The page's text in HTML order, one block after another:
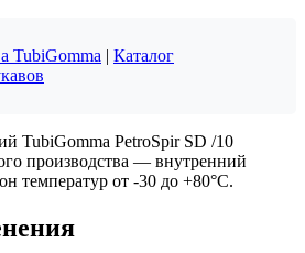
TubiGomma | Каталог
TubiGomma PetroSpir SD /10
производства — внутренний
температур от -30 до +80°C.